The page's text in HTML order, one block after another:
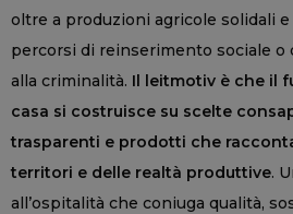
oltre a produzioni agricole solidali
percorsi di reinserimento sociale o
alla criminalità. Il leitmotiv è che il
casa si costruisce su scelte
trasparenti e prodotti che
territori e delle realtà produttive.
all’ospitalità che coniuga qualità,